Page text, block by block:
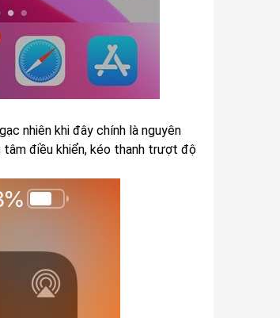
nhiên khi đây chính là nguyên
tâm điều khiển, kéo thanh trượt độ